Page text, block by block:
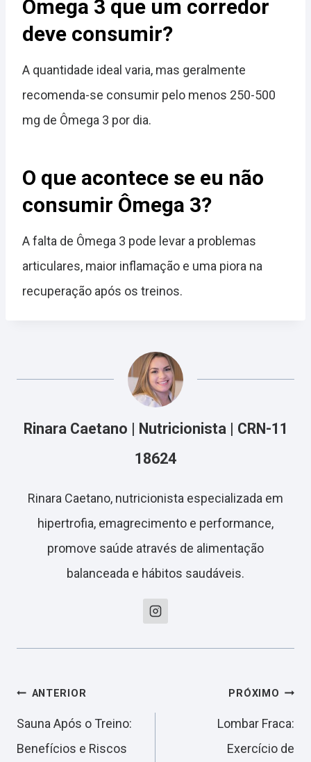
Ômega 3 que um corredor
deve consumir?
A quantidade ideal varia, mas geralmente
recomenda-se consumir pelo menos 250-500
mg de Ômega 3 por dia.
O que acontece se eu não
consumir Ômega 3?
A falta de Ômega 3 pode levar a problemas
articulares, maior inflamação e uma piora na
recuperação após os treinos.
Rinara Caetano | Nutricionista | CRN-11
18624
Rinara Caetano, nutricionista especializada em
hipertrofia, emagrecimento e performance,
promove saúde através de alimentação
balanceada e hábitos saudáveis.
Navegação
de
ANTERIOR
Sauna Após o Treino:
Benefícios e Riscos
PRÓXIMO
Lombar Fraca:
Exercício de